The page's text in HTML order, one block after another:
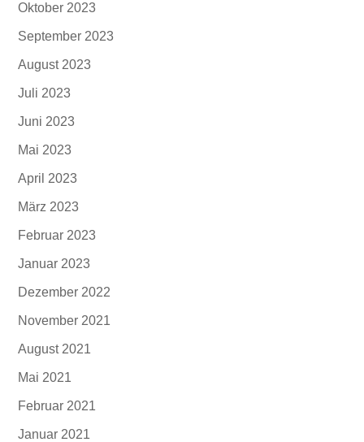
Oktober 2023
September 2023
August 2023
Juli 2023
Juni 2023
Mai 2023
April 2023
März 2023
Februar 2023
Januar 2023
Dezember 2022
November 2021
August 2021
Mai 2021
Februar 2021
Januar 2021